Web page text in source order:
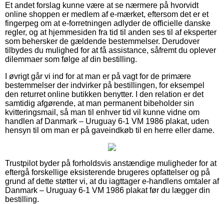
Et andet forslag kunne være at se nærmere på hvorvidt
online shoppen er medlem af e-mærket, eftersom det er et
fingerpeg om at e-forretningen adlyder de officielle danske
regler, og at hjemmesiden fra tid til anden ses til af eksperter
som behersker de gældende bestemmelser. Derudover
tilbydes du mulighed for at få assistance, såfremt du oplever
dilemmaer som følge af din bestilling.
I øvrigt går vi ind for at man er på vagt for de primære
bestemmelser der indvirker på bestillingen, for eksempel
den returret online butikken benytter. I den relation er det
samtidig afgørende, at man permanent bibeholder sin
kvitteringsmail, så man til enhver tid vil kunne vidne om
handlen af Danmark – Uruguay 6-1 VM 1986 plakat, uden
hensyn til om man er på gaveindkøb til en herre eller dame.
Trustpilot byder på forholdsvis anstændige muligheder for at
eftergå forskellige eksisterende brugeres opfattelser og på
grund af dette støtter vi, at du iagttager e-handlens omtaler af
Danmark – Uruguay 6-1 VM 1986 plakat før du lægger din
bestilling.